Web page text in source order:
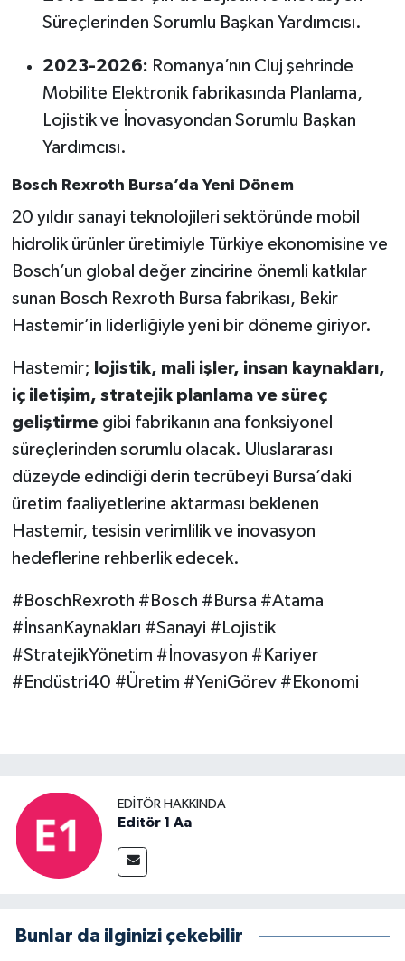
Süreçlerinden Sorumlu Başkan Yardımcısı.
2023-2026: Romanya’nın Cluj şehrinde
Mobilite Elektronik fabrikasında Planlama,
Lojistik ve İnovasyondan Sorumlu Başkan
Yardımcısı.
Bosch Rexroth Bursa’da Yeni Dönem
20 yıldır sanayi teknolojileri sektöründe mobil
hidrolik ürünler üretimiyle Türkiye ekonomisine ve
Bosch’un global değer zincirine önemli katkılar
sunan Bosch Rexroth Bursa fabrikası, Bekir
Hastemir’in liderliğiyle yeni bir döneme giriyor.
Hastemir; lojistik, mali işler, insan kaynakları,
iç iletişim, stratejik planlama ve süreç
geliştirmegibi fabrikanın ana fonksiyonel
süreçlerinden sorumlu olacak. Uluslararası
düzeyde edindiği derin tecrübeyi Bursa’daki
üretim faaliyetlerine aktarması beklenen
Hastemir, tesisin verimlilik ve inovasyon
hedeflerine rehberlik edecek.
#BoschRexroth #Bosch #Bursa #Atama
#İnsanKaynakları #Sanayi #Lojistik
#StratejikYönetim #İnovasyon #Kariyer
#Endüstri40 #Üretim #YeniGörev #Ekonomi
EDITÖR HAKKINDA
Editör 1 Aa
Bunlar da ilginizi çekebilir